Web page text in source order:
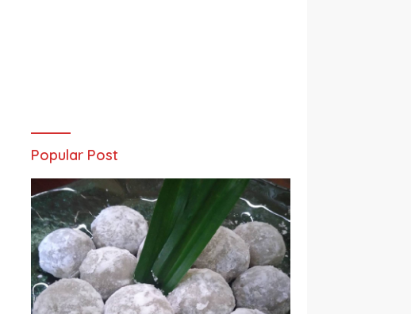
Popular Post